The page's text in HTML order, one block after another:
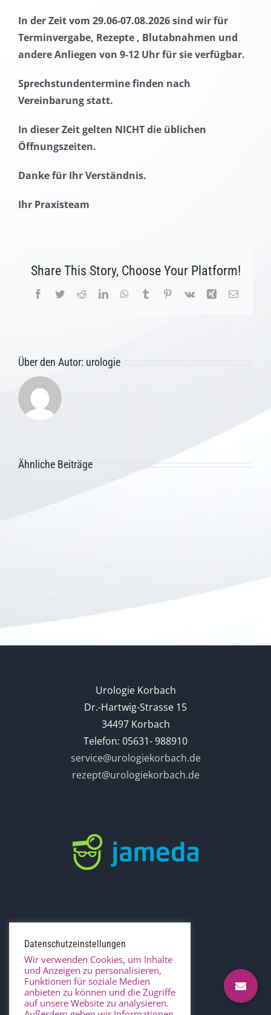
In der Zeit vom 29.06-07.08.2026 sind wir für
Terminvergabe, Rezepte , Blutabnahmen und
andere Anliegen von 9-12 Uhr für sie verfügbar.
Sprechstundentermine finden nach
Vereinbarung statt.
In dieser Zeit gelten NICHT die üblichen
Öffnungszeiten.
Danke für Ihr Verständnis.
Ihr Praxisteam
Share This Story, Choose Your Platform!
Facebook
TwitterRedditLinkedInWhatsApp
TumblrPinterest
Vk Xing E-
Über den Autor: urologie
Ähnliche Beiträge
Urologie Korbach
Dr.-Hartwig-Strasse 15
34497 Korbach
Telefon: 05631- 988910
service@urologiekorbach.de
rezept@urologiekorbach.de
Datenschutzeinstellungen
Wir verwenden Cookies, um Inhalte
und Anzeigen zu personalisieren,
Funktionen für soziale Medien
anbieten zu können und die Zugriffe
auf unsere Website zu analysieren.